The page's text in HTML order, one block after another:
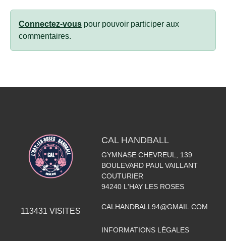
Connectez-vous pour pouvoir participer aux
commentaires.
113431 VISITES
CAL HANDBALL
GYMNASE CHEVREUL, 139
BOULEVARD PAUL VAILLANT
COUTURIER
94240 L'HAY LES ROSES
CALHANDBALL94@GMAIL.COM
INFORMATIONS LÉGALES